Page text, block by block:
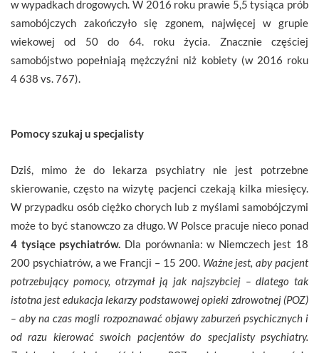
w wypadkach drogowych. W 2016 roku prawie 5,5 tysiąca prób
samobójczych zakończyło się zgonem, najwięcej w grupie
wiekowej od 50 do 64. roku życia. Znacznie częściej
samobójstwo popełniają mężczyźni niż kobiety (w 2016 roku
4 638 vs. 767).
Pomocy szukaj u specjalisty
Dziś, mimo że do lekarza psychiatry nie jest potrzebne
skierowanie, często na wizytę pacjenci czekają kilka miesięcy.
W przypadku osób ciężko chorych lub z myślami samobójczymi
może to być stanowczo za długo. W Polsce pracuje nieco ponad
4 tysiące psychiatrów. Dla porównania: w Niemczech jest 18
200 psychiatrów, a we Francji – 15 200. Ważne jest, aby pacjent
potrzebujący pomocy, otrzymał ją jak najszybciej – dlatego tak
istotna jest edukacja lekarzy podstawowej opieki zdrowotnej (POZ)
– aby na czas mogli rozpoznawać objawy zaburzeń psychicznych i
od razu kierować swoich pacjentów do specjalisty psychiatry.